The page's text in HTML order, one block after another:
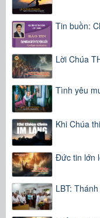
Tin buồn:
Lời Chúa
Tình yêu
Khi Chúa
Đức tin lớn
LBT: